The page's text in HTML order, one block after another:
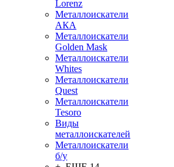
Lorenz
Металлоискатели
АКА
Металлоискатели
Golden Mask
Металлоискатели
Whites
Металлоискатели
Quest
Металлоискатели
Tesoro
Виды
металлоискателей
Металлоискатели
б/у